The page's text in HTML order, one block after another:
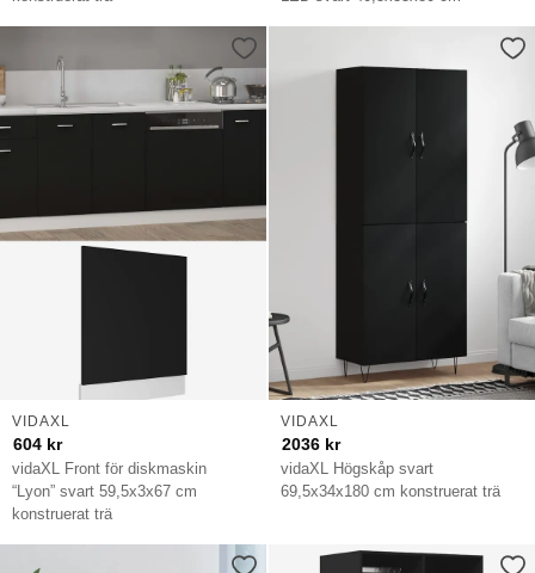
vidaXL Front för diskmaskin
“Lyon” svart 59,5x3x67 cm
konstruerat trä
VIDAXL
604 kr
vidaXL Högskåp svart
69,5x34x180 cm konstruerat trä
VIDAXL
2036 kr